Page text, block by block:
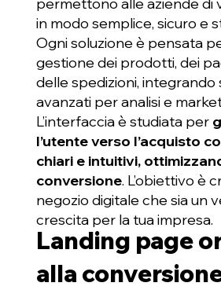
permettono alle aziende di
in modo semplice, sicuro e
Ogni soluzione è pensata
gestione dei prodotti, dei
delle spedizioni,
avanzati per analisi e
L’interfaccia è studiata per
l’utente verso l’acquisto
chiari e intuitivi,
conversione. L’obiettivo è
negozio digitale che sia un
crescita per la tua impresa.
Landing page
alla